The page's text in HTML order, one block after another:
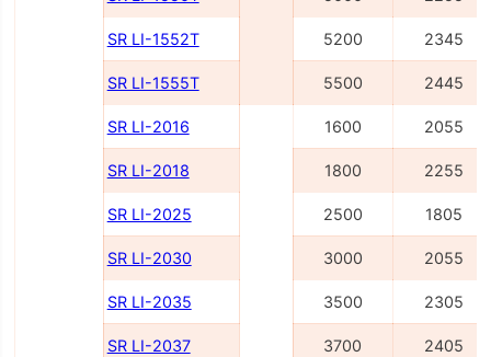
SR LI-1552Т 5200 2345
SR LI-1555Т 5500 2445
SR LI-2016 1600 2055
SR LI-2018 1800 2255
SR LI-2025 2500 1805
SR LI-2030 3000 2055
SR LI-2035 3500 2305
SR LI-2037 3700 2405